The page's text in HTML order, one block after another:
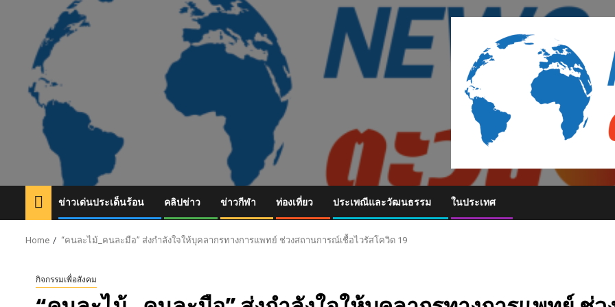
ข่าวเด่นประเด็นร้อน คลิปข่าว ข่าวกีฬา ท่องเที่ยว ประเพณีและวัฒนธรรม ในประเทศ
Home “คนละไม้_คนละมือ” ส่งกำลังใจให้บุคลากรทางการแพทย์ ช่วงสถานการณ์เชื้อไวรัสโควิด 19
กิจกรรมเพื่อสังคม